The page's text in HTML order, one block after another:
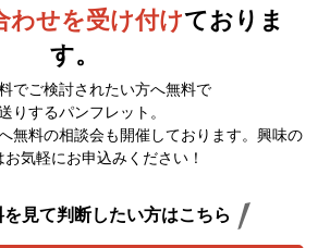
わせを受け付けておりま
す。
でご検討されたい方へ無料で
りするパンフレット。
無料の相談会も開催しております。興味の
お気軽にお申込みください！
見て判断したい方はこちら